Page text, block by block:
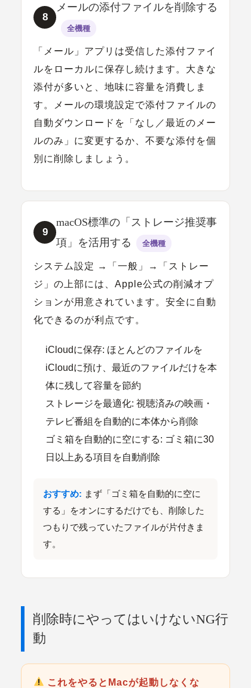
8
メールの添付ファイルを削除する
全機種
「メール」アプリは受信した添付ファイ
ルをローカルに保存し続けます。大きな
添付が多いと、地味に容量を消費しま
す。メールの環境設定で添付ファイルの
自動ダウンロードを「なし／最近のメー
ルのみ」に変更するか、不要な添付を個
別に削除しましょう。
9
macOS標準の「ストレージ推奨事
項」を活用する
全機種
システム設定 →「一般」→「ストレー
ジ」の上部には、Apple公式の削減オプ
ションが用意されています。安全に自動
化できるのが利点です。
iCloudに保存: ほとんどのファイルを
iCloudに預け、最近のファイルだけを本
体に残して容量を節約
ストレージを最適化: 視聴済みの映画・
テレビ番組を自動的に本体から削除
ゴミ箱を自動的に空にする: ゴミ箱に30
日以上ある項目を自動削除
おすすめ: まず「ゴミ箱を自動的に空に
する」をオンにするだけでも、削除した
つもりで残っていたファイルが片付きま
す。
削除時にやってはいけないNG行
動
これをやるとMacが起動しなくな